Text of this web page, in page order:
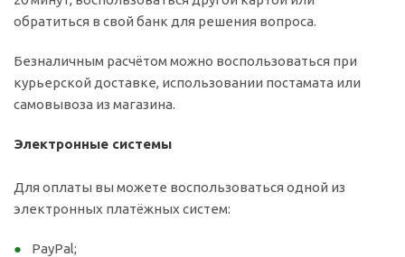
обратиться в свой банк для решения вопроса.
Безналичным расчётом можно воспользоваться при
курьерской доставке, использовании постамата или
самовывоза из магазина.
Электронные системы
Для оплаты вы можете воспользоваться одной из
электронных платёжных систем:
PayPal;